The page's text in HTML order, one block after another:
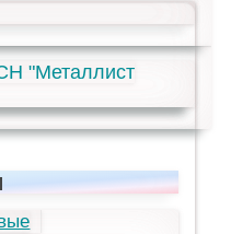
"Металлист